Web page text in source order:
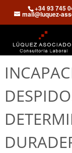
+34 93 745
mail@luquez-